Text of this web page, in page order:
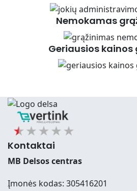
Nemokamas
Geriausios
Kontaktai
MB Delsos centras
Įmonės kodas: 305416201